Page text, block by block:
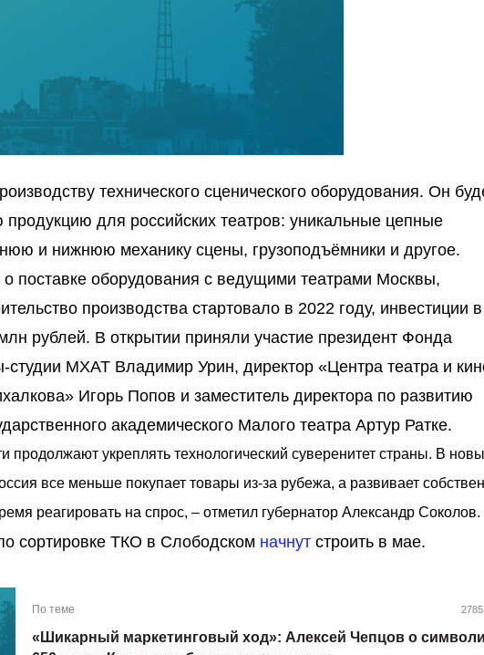
технического сценического оборудования. Он
продукцию для российских театров: уникальные цепные
и нижнюю механику сцены, грузоподъёмники и другое.
поставке оборудования с ведущими театрами Москвы,
производства стартовало в 2022 году, инвестиции в
рублей. В открытии приняли участие президент Фонда
МХАТ Владимир Урин, директор «Центра театра и
Игорь Попов и заместитель директора по развитию
академического Малого театра Артур Ратке.
продолжают укреплять технологический суверенитет страны. В
все меньше покупает товары из-за рубежа, а развивает
реагировать на спрос, – отметил губернатор Александр Соколов.
сортировке ТКО в Слободском начнут строить в мае.
По теме 2785
«Шикарный маркетинговый ход»: Алексей Чепцов о